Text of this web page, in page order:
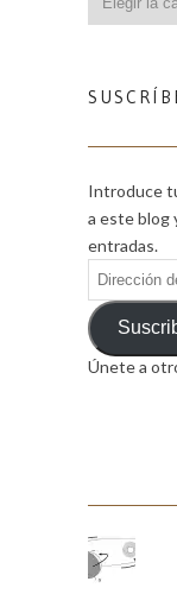
Introduce
a este blog
entradas.
Dirección
de
email
Únete a